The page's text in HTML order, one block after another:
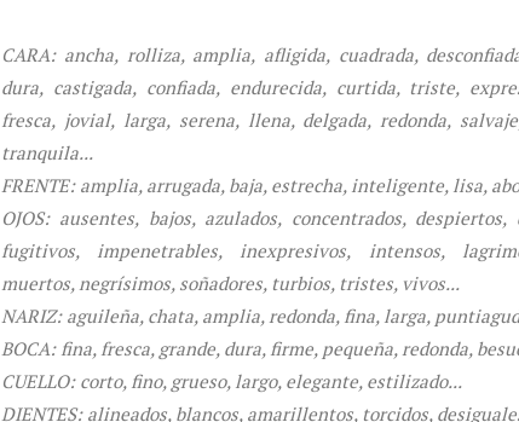
CARA: ancha, rolliza, amplia, afligida, cuadrada,
dura, castigada, confiada, endurecida, curtida, triste,
fresca, jovial, larga, serena, llena, delgada, redonda,
tranquila...
FRENTE: amplia, arrugada, baja, estrecha, inteligente, lisa,
OJOS: ausentes, bajos, azulados, concentrados, despiertos,
fugitivos, impenetrables, inexpresivos, intensos,
muertos, negrísimos, soñadores, turbios, tristes, vivos...
NARIZ: aguileña, chata, amplia, redonda, fina, larga,
BOCA: fina, fresca, grande, dura, firme, pequeña, redonda,
CUELLO: corto, fino, grueso, largo, elegante, estilizado...
DIENTES: alineados, blancos, amarillentos, torcidos,